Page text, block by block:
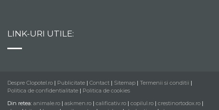
LINK-URI UTILE:
Despre Clopotel.ro | Publicitate | Contact | Sitemap | Termenii si conditii |
Politica de confidentialitate | Politica de cookies
Din retea: animale.ro | askmen.ro | calificativ.ro | copilul.ro | crestinortodox.ro |